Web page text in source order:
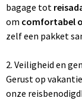
bagage tot
om comfortabel
zelf een pakket
2. Veiligheid en
Gerust op
onze